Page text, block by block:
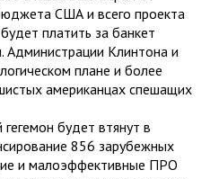
США и всего проекта
платить за банкет
Администрации Клинтона и
плане и более
американцах спешащих
будет втянут в
856 зарубежных
и малоэффективные ПРО